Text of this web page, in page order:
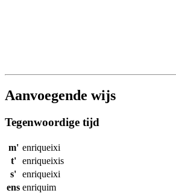
Aanvoegende wijs
Tegenwoordige tijd
m' enriqueixi
t'
enriqueixis
s' enriqueixi
ens enriquim